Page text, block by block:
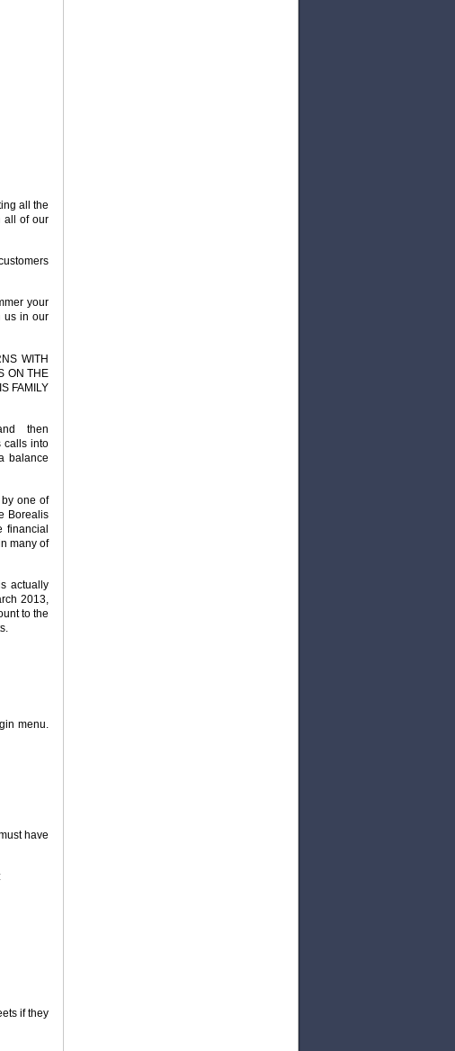
all the
all of our
your
us in our
WITH
ON THE
FAMILY
then
calls into
balance
one of
Borealis
financial
many of
actually
2013,
to the
menu.
have
if they